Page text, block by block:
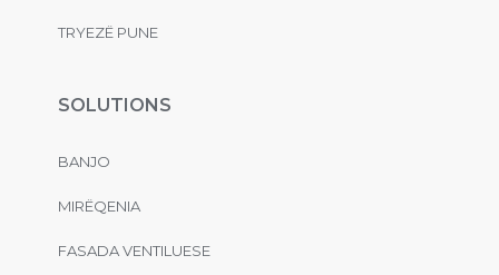
TRYEZË PUNE
SOLUTIONS
BANJO
MIRËQENIA
FASADA VENTILUESE